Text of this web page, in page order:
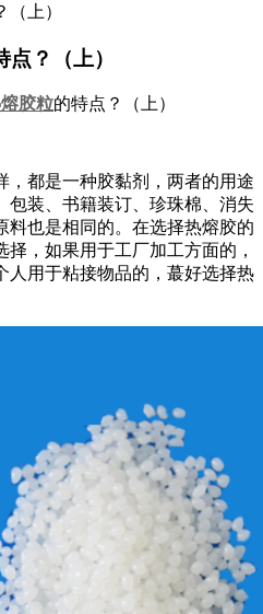
上）
？（上）
胶粒的特点？（上）
，都是一种胶黏剂，两者的用途
包装、书籍装订、珍珠棉、消失
料也是相同的。在选择热熔胶的
，如果用于工厂加工方面的，
人用于粘接物品的，蕞好选择热